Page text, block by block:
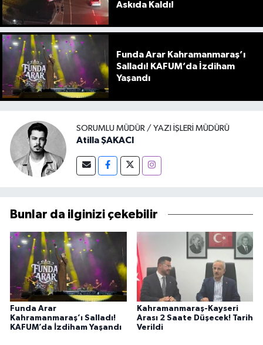
Askıda Kaldı!
Funda Arar Kahramanmaraş’ı
Salladı! KAFUM’da İzdiham
Yaşandı
SORUMLU MÜDÜR / YAZI İŞLERI MÜDÜRÜ
Atilla ŞAKACI
Bunlar da ilginizi çekebilir
Funda Arar
Kahramanmaraş’ı Salladı!
KAFUM’da İzdiham Yaşandı
Kahramanmaraş-Kayseri
Arası 2 Saate Düşecek! Tarih
Verildi